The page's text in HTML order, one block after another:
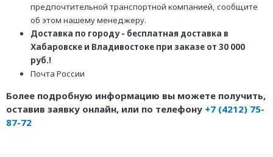
предпочтительной транспортной компанией, сообщите
об этом нашему менеджеру.
Доставка по городу - бесплатная доставка в
Хабаровске и Владивостоке при заказе от 30 000
руб.!
Почта России
Более подробную информацию вы можете получить,
оставив заявку онлайн, или по телефону +7 (4212) 75-
87-72